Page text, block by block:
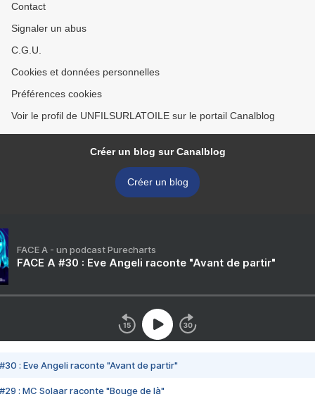
Contact
Signaler un abus
C.G.U.
Cookies et données personnelles
Préférences cookies
Voir le profil de UNFILSURLATOILE sur le portail Canalblog
Créer un blog sur Canalblog
Créer un blog
FACE A - un podcast Purecharts
FACE A #30 : Eve Angeli raconte "Avant de partir"
#30 : Eve Angeli raconte "Avant de partir"
#29 : MC Solaar raconte "Bouge de là"